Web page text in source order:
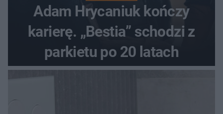
Adam Hrycaniuk kończy
karierę. „Bestia” schodzi z
parkietu po 20 latach